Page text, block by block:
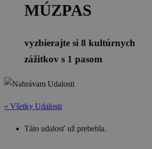
MÚZPAS
vyzbierajte si 8 kultúrnych
zážitkov s 1 pasom
« Všetky Udalosti
Táto udalosť už prebehla.